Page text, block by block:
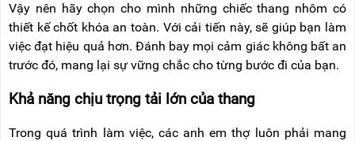
Vậy nên hãy chọn cho mình những chiếc thang nhôm có
thiết kế chốt khóa an toàn. Với cải tiến này, sẽ giúp bạn làm
việc đạt hiệu quả hơn. Đánh bay mọi cảm giác không bất an
trước đó, mang lại sự vững chắc cho từng bước đi của bạn.
Khả năng chịu trọng tải lớn của thang
Trong quá trình làm việc, các anh em thợ luôn phải mang